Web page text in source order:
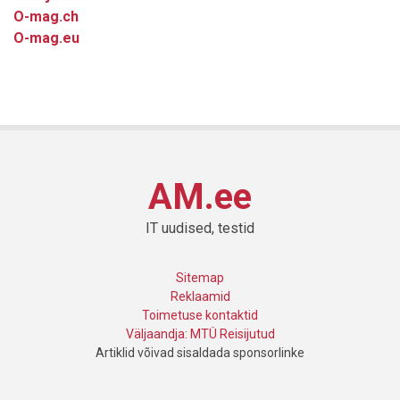
O-mag.ch
O-mag.eu
AM.ee
IT uudised, testid
Sitemap
Reklaamid
Toimetuse kontaktid
Väljaandja: MTÜ Reisijutud
Artiklid võivad sisaldada sponsorlinke